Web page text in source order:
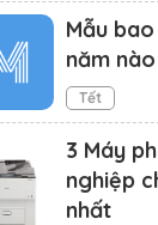
Mẫu
năm
Tết
3 Máy
nghiệp
nhất